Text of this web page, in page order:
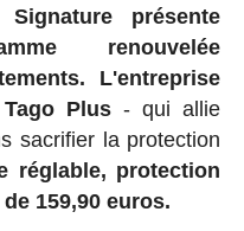
présente
renouvelée
L'entreprise
Plus - qui allie
sacrifier la protection
réglable, protection
159,90 euros.